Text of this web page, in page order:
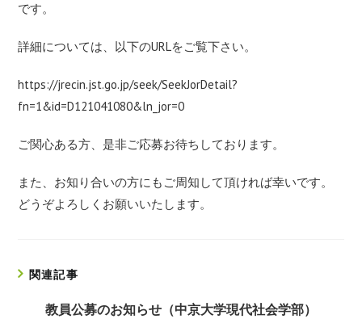
です。
詳細については、以下のURLをご覧下さい。
https://jrecin.jst.go.jp/seek/SeekJorDetail?
fn=1&id=D121041080&ln_jor=0
ご関心ある方、是非ご応募お待ちしております。
また、お知り合いの方にもご周知して頂ければ幸いです。
どうぞよろしくお願いいたします。
関連記事
教員公募のお知らせ（中京大学現代社会学部）